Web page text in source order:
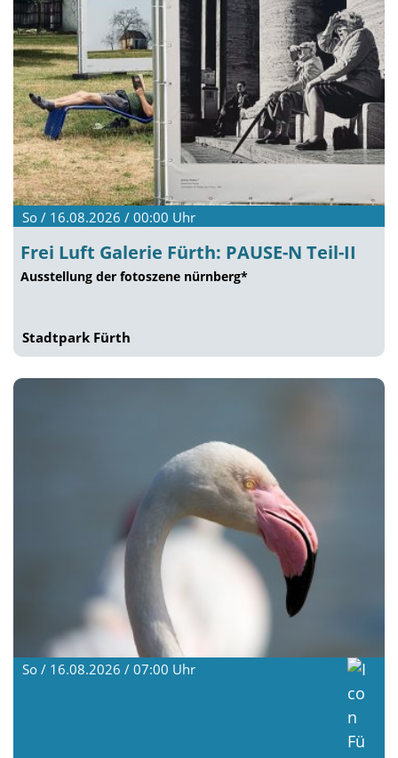
So / 16.08.2026 / 00:00 Uhr
Frei Luft Galerie Fürth: PAUSE-N Teil-II
Ausstellung der fotoszene nürnberg*
So / 16.08.2026 / 07:00 Uhr